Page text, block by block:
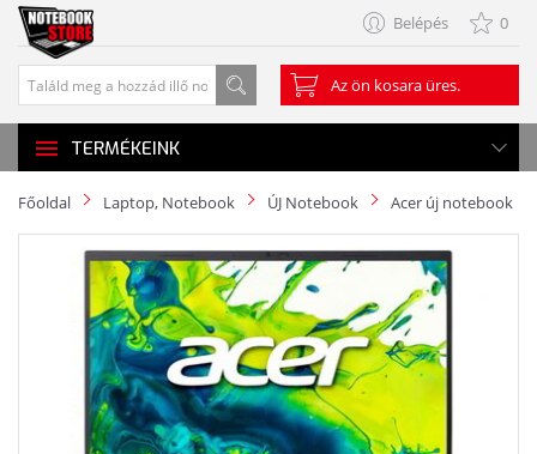
Belépés 0
Az ön kosara üres.
TERMÉKEINK
Főoldal Laptop, Notebook ÚJ Notebook Acer új notebook